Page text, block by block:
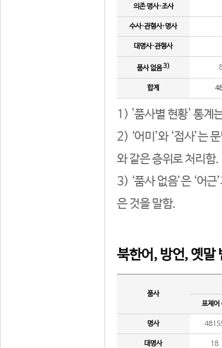
의존 명사·조사
수사·관형사·명사
대명사·관형사
품사 없음3)
합계
1) '품사별 현황' 통계
2) ‘어미’와 ‘접사’는
와 같은 층위로 처리함.
3) ‘품사 없음’은 ‘어
은 것을 말함.
북한어, 방언, 옛말
품사
표제어
명사
대명사 18